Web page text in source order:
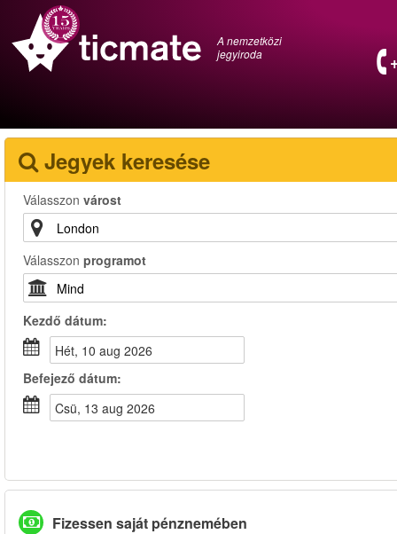
A nemzetközi
jegyiroda
Jegyek keresése
Válasszon várost
Válasszon programot
Kezdő dátum:
hét, 10 aug 2026
Befejező dátum:
csü, 13 aug 2026
Fizessen saját pénznemében